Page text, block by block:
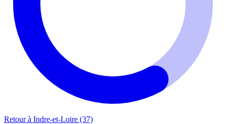
Retour à Indre-et-Loire (37)